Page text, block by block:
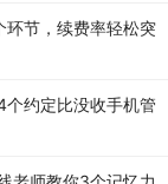
节，续费率轻松突
约定比没收手机管